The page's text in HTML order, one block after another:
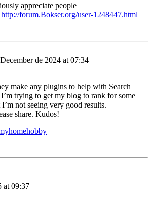
appreciate people
http://forum.Bokser.org/user-1248447.html
de 2024 at 07:34
make any plugins to help with Search
trying to get my blog to rank for some
not seeing very good results.
share. Kudos!
at 09:37